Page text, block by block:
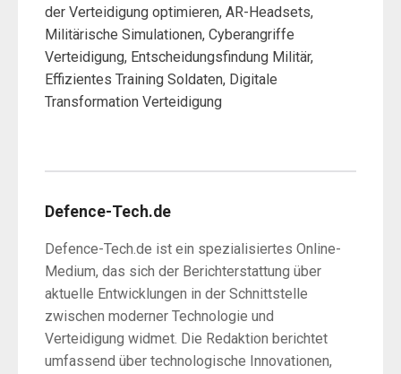
der Verteidigung optimieren, AR-Headsets,
Militärische Simulationen, Cyberangriffe
Verteidigung, Entscheidungsfindung Militär,
Effizientes Training Soldaten, Digitale
Transformation Verteidigung
Defence-Tech.de
Defence-Tech.de ist ein spezialisiertes Online-
Medium, das sich der Berichterstattung über
aktuelle Entwicklungen in der Schnittstelle
zwischen moderner Technologie und
Verteidigung widmet. Die Redaktion berichtet
umfassend über technologische Innovationen,